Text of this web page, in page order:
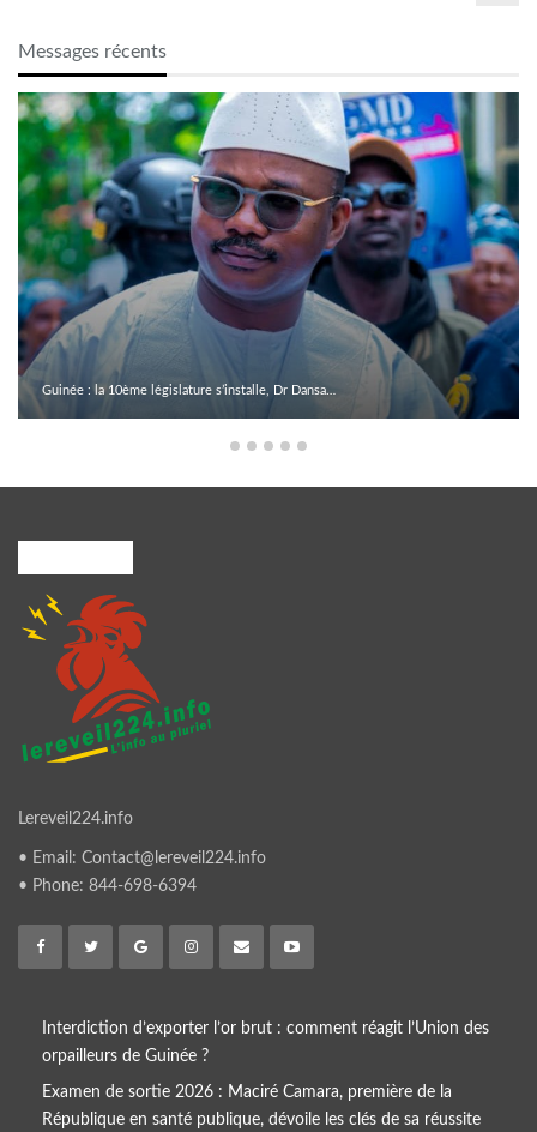
Messages récents
Guinée : la 10ème législature s’installe, Dr Dansa…
Lereveil224.info
• Email: Contact@lereveil224.info
• Phone: 844-698-6394
Interdiction d’exporter l’or brut : comment réagit l’Union des
orpailleurs de Guinée ?
Examen de sortie 2026 : Maciré Camara, première de la
République en santé publique, dévoile les clés de sa réussite